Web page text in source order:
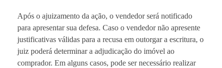
Após o ajuizamento da ação, o vendedor será notificado
para apresentar sua defesa. Caso o vendedor não apresente
justificativas válidas para a recusa em outorgar a escritura, o
juiz poderá determinar a adjudicação do imóvel ao
comprador. Em alguns casos, pode ser necessário realizar